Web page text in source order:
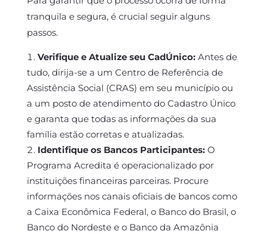
tranquila e segura, é crucial seguir alguns
passos.
Verifique e Atualize seu CadÚnico:Antes de
tudo, dirija-se a um Centro de Referência de
Assistência Social (CRAS) em seu município ou
a um posto de atendimento do Cadastro Único
e garanta que todas as informações da sua
família estão corretas e atualizadas.
Identifique os Bancos Participantes:O
Programa Acredita é operacionalizado por
instituições financeiras parceiras. Procure
informações nos canais oficiais de bancos como
a Caixa Econômica Federal, o Banco do Brasil, o
Banco do Nordeste e o Banco da Amazônia